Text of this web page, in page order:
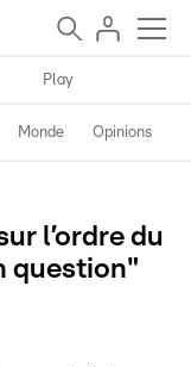
Play
Monde Opinions
l’ordre du
question"